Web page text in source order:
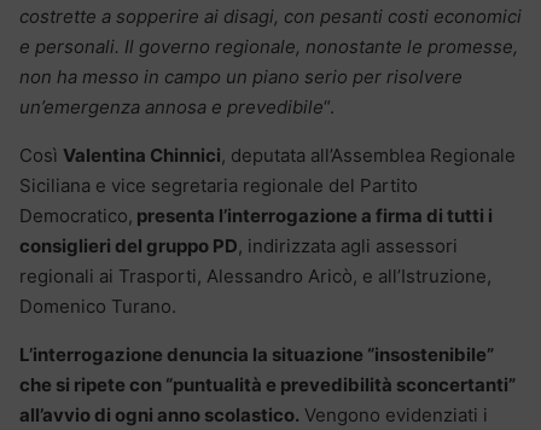
costrette a sopperire ai disagi, con pesanti costi economici
e personali. Il governo regionale, nonostante le promesse,
non ha messo in campo un piano serio per risolvere
un’emergenza annosa e prevedibile“.
Così Valentina Chinnici, deputata all’Assemblea Regionale
Siciliana e vice segretaria regionale del Partito
Democratico, presenta l’interrogazione a firma di tutti i
consiglieri del gruppo PD, indirizzata agli assessori
regionali ai Trasporti, Alessandro Aricò, e all’Istruzione,
Domenico Turano.
L’interrogazione denuncia la situazione “insostenibile”
che si ripete con “puntualità e prevedibilità sconcertanti”
all’avvio di ogni anno scolastico. Vengono evidenziati i